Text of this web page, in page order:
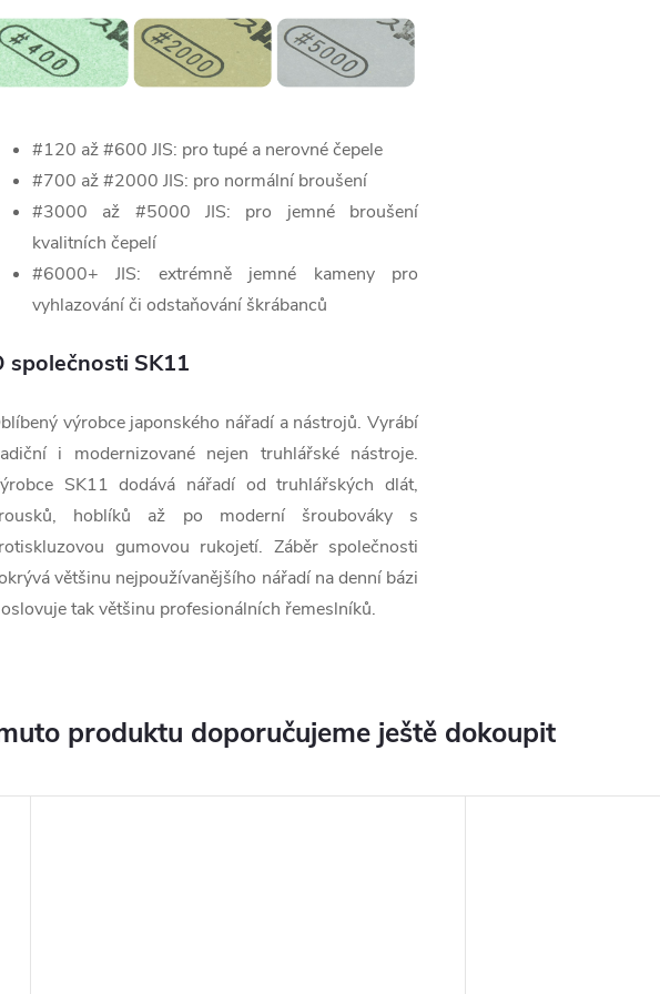
#120 až #600 JIS: pro tupé a nerovné čepele
#700 až #2000 JIS: pro normální broušení
#3000 až #5000 JIS: pro jemné broušení
kvalitních čepelí
#6000+ JIS: extrémně jemné kameny pro
vyhlazování či odstaňování škrábanců
společnosti SK11
výrobce japonského nářadí a nástrojů. Vyrábí
i modernizované nejen truhlářské nástroje.
SK11 dodává nářadí od truhlářských dlát,
hoblíků až po moderní šroubováky s
gumovou rukojetí. Záběr společnosti
většinu nejpoužívanějšího nářadí na denní bázi
tak většinu profesionálních řemeslníků.
produktu doporučujeme ještě dokoupit